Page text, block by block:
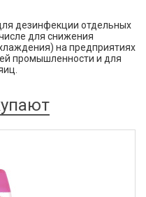
дезинфекции отдельных
для снижения
на предприятиях
промышленности и для